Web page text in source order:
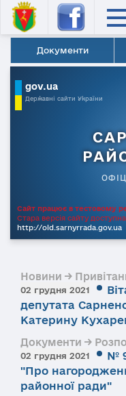
Документи
gov.ua
Державні сайти України
Сайт працює в тестовому
Стара версія сайту
http://old.sarnyrrada.gov.ua
Новини →
02 грудня 2021
депутата
Катерину
Документи →
02 грудня 2021
№
"Про
районної ради"